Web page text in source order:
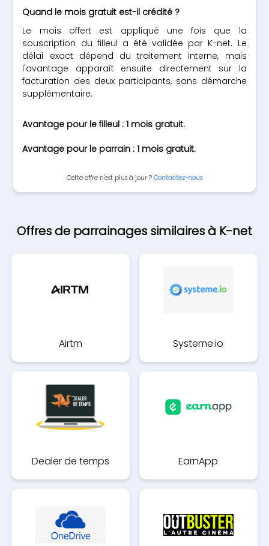
Quand le mois gratuit est-il crédité ?
Le mois offert est appliqué une fois que la
souscription du filleul a été validée par K-net. Le
délai exact dépend du traitement interne, mais
l'avantage apparaît ensuite directement sur la
facturation des deux participants, sans démarche
supplémentaire.
Avantage pour le filleul : 1 mois gratuit.
Avantage pour le parrain : 1 mois gratuit.
Cette offre n'est plus à jour ? Contactez-nous
Offres de parrainages similaires à K-net
Airtm Systeme.io
Dealer de temps EarnApp